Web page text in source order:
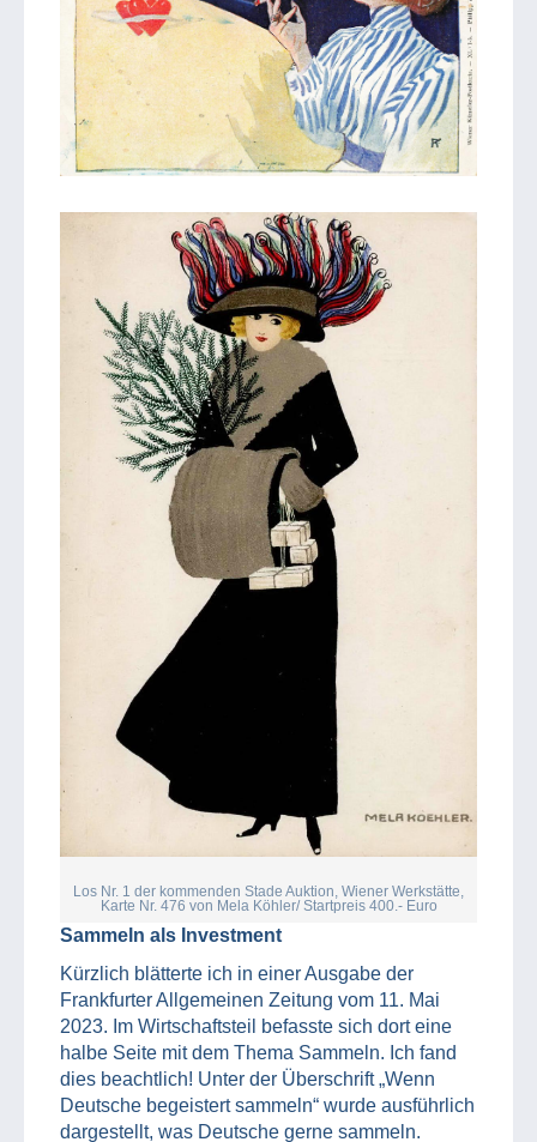
Los Nr. 1 der kommenden Stade Auktion, Wiener Werkstätte,
Karte Nr. 476 von Mela Köhler/ Startpreis 400.- Euro
Sammeln als Investment
Kürzlich blätterte ich in einer Ausgabe der
Frankfurter Allgemeinen Zeitung vom 11. Mai
2023. Im Wirtschaftsteil befasste sich dort eine
halbe Seite mit dem Thema Sammeln. Ich fand
dies beachtlich! Unter der Überschrift „Wenn
Deutsche begeistert sammeln“ wurde ausführlich
dargestellt, was Deutsche gerne sammeln.